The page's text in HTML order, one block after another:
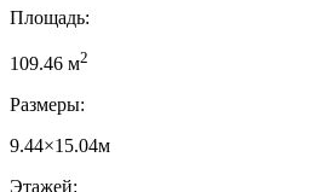
Площадь:
109.46 м2
Размеры:
9.44×15.04м
Этажей: